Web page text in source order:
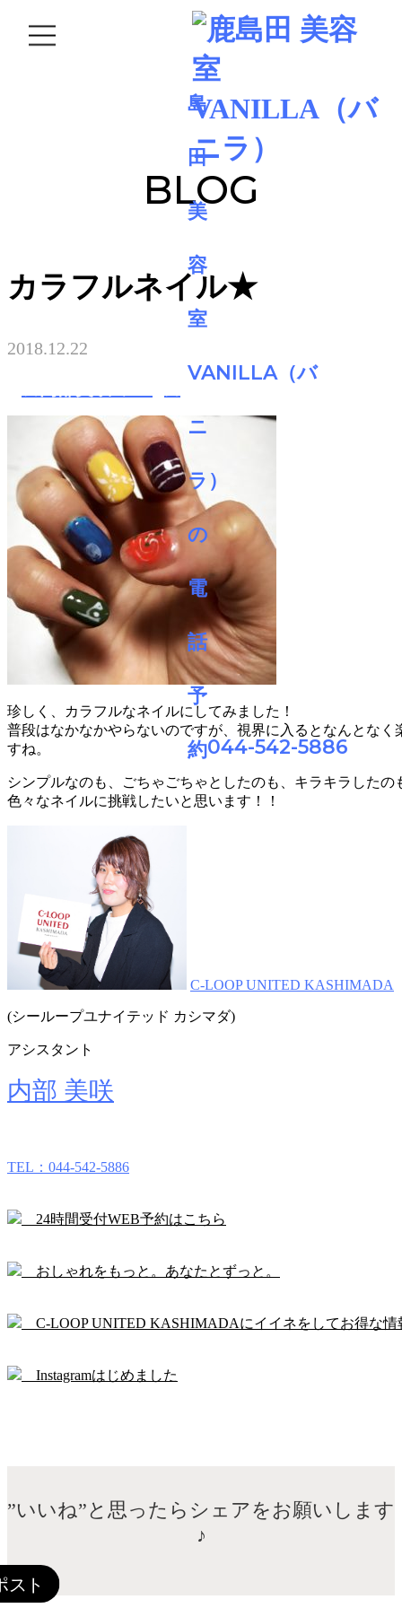
044-542-5886
BLOG
カラフルネイル★
2018.12.22
珍しく、カラフルなネイルにしてみました！
普段はなかなかやらないのですが、視界に入るとなんとなく
すね。
シンプルなのも、ごちゃごちゃとしたのも、キラキラしたの
色々なネイルに挑戦したいと思います！！
C-LOOP UNITED KASHIMADA
(シーループユナイテッド カシマダ)
アシスタント
内部 美咲
TEL：044-542-5886
24時間受付WEB予約はこちら
おしゃれをもっと。あなたとずっと。
C-LOOP UNITED KASHIMADAにイイネをしてお得な情
Instagramはじめました
”いいね”と思ったらシェアをお願いします
♪